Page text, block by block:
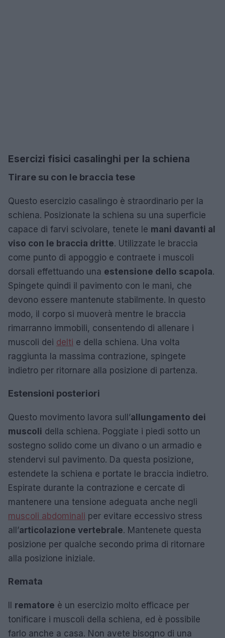
Esercizi fisici casalinghi per la schiena
Tirare su con le braccia tese
Questo esercizio casalingo è straordinario per la
schiena. Posizionate la schiena su una superficie
capace di farvi scivolare, tenete le mani davanti al
viso con le braccia dritte. Utilizzate le braccia
come punto di appoggio e contraete i muscoli
dorsali effettuando una estensione dello scapola.
Spingete quindi il pavimento con le mani, che
devono essere mantenute stabilmente. In questo
modo, il corpo si muoverà mentre le braccia
rimarranno immobili, consentendo di allenare i
muscoli dei delti e della schiena. Una volta
raggiunta la massima contrazione, spingete
indietro per ritornare alla posizione di partenza.
Estensioni posteriori
Questo movimento lavora sull’allungamento dei
muscoli della schiena. Poggiate i piedi sotto un
sostegno solido come un divano o un armadio e
stendervi sul pavimento. Da questa posizione,
estendete la schiena e portate le braccia indietro.
Espirate durante la contrazione e cercate di
mantenere una tensione adeguata anche negli
muscoli abdominali per evitare eccessivo stress
all’articolazione vertebrale. Mantenete questa
posizione per qualche secondo prima di ritornare
alla posizione iniziale.
Remata
rematore è un esercizio molto efficace per
tonificare i muscoli della schiena, ed è possibile
farlo anche a casa. Non avete bisogno di una